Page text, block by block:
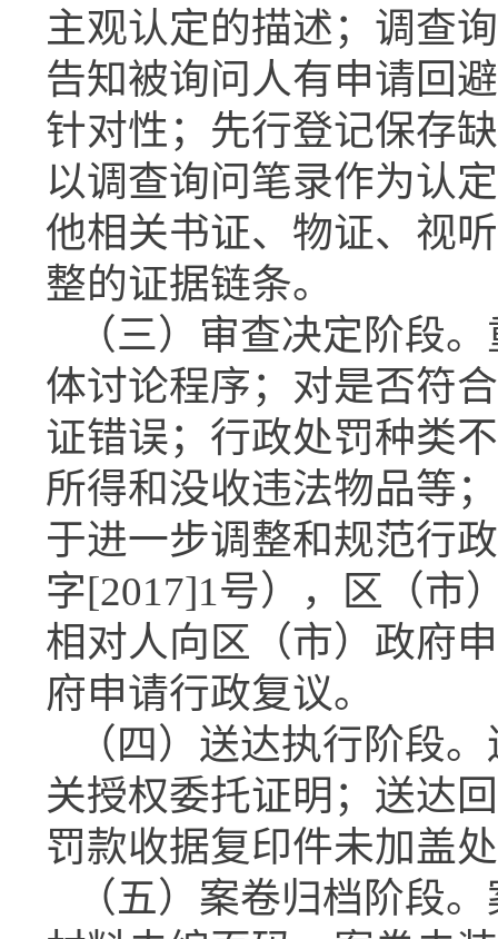
主观认定的描述；调查
告知被询问人有申请回
针对性；先行登记保存
以调查询问笔录作为认
他相关书证、物证、视
整的证据链条。
（三）审查决定阶段
体讨论程序；对是否符
证错误；行政处罚种类
所得和没收违法物品等
于进一步调整和规范行
字[2017]1号），区（市
相对人向区（市）政府
府申请行政复议。
（四）送达执行阶段
关授权委托证明；送达
罚款收据复印件未加盖
（五）案卷归档阶段